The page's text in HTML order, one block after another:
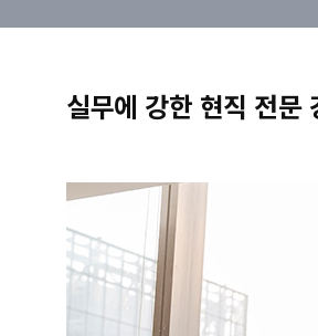
실무에 강한 현직 전문